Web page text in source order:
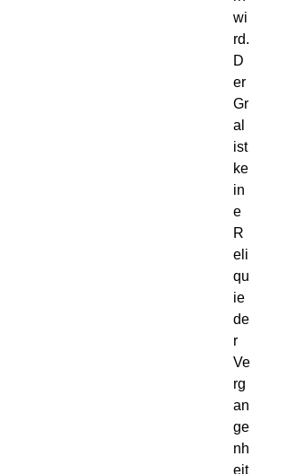
wi
rd.
D
er
Gr
al
ist
ke
in
e
R
eli
qu
ie
de
r
Ve
rg
an
ge
nh
eit